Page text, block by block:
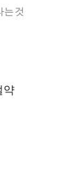
는것
약